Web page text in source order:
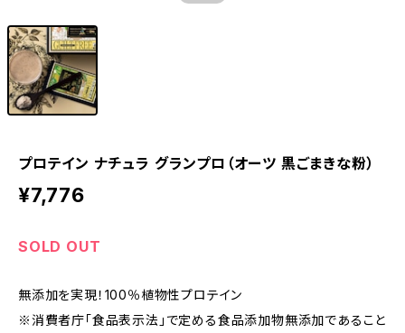
プロテイン ナチュラ グランプロ（オーツ 黒ごまきな粉）
¥7,776
SOLD OUT
無添加を実現！100％植物性プロテイン
※消費者庁「食品表示法」で定める食品添加物無添加であること